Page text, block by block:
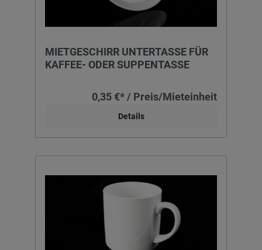
MIETGESCHIRR UNTERTASSE FÜR
KAFFEE- ODER SUPPENTASSE
0,35 €* / Preis/Mieteinheit
Details